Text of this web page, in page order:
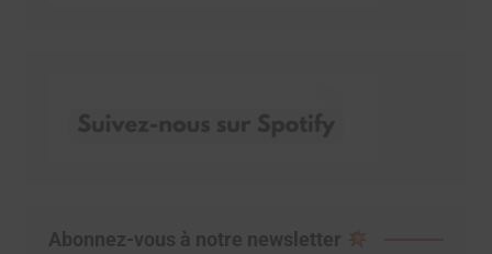
Abonnez-vous à notre newsletter